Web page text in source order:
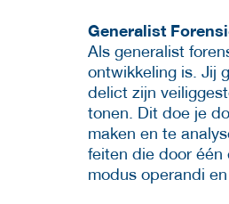
Generalist
Als generalist
ontwikkeling is. Jij
delict zijn
tonen. Dit doe je
maken en te
feiten die door
modus operandi